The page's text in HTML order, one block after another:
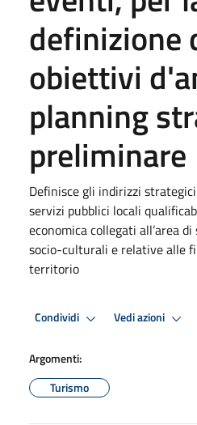
definizione
obiettivi
planning
preliminare
Definisce gli indirizzi
servizi pubblici locali
economica collegati all’area
socio-culturali e relative alle
territorio
Condividi Vedi azioni
Argomenti:
Turismo